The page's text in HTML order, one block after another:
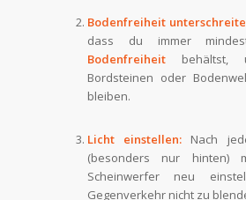
Bodenfreiheit
dass du immer
Bodenfreiheitbehältst,
Bordsteinen oder
bleiben.
Licht einstellen: Nach
(besonders nur hinten)
Scheinwerfer neu
Gegenverkehr nicht zu